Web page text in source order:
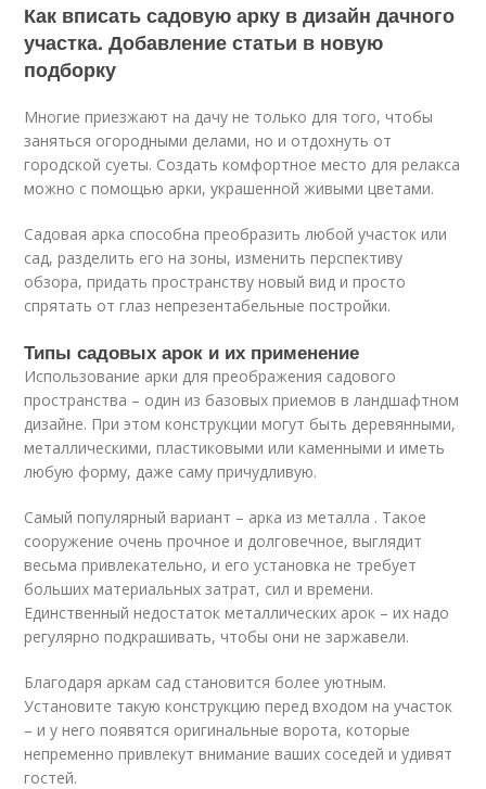
Как вписать садовую арку в дизайн дачного
участка. Добавление статьи в новую
подборку
Многие приезжают на дачу не только для того, чтобы
заняться огородными делами, но и отдохнуть от
городской суеты. Создать комфортное место для релакса
можно с помощью арки, украшенной живыми цветами.
Садовая арка способна преобразить любой участок или
сад, разделить его на зоны, изменить перспективу
обзора, придать пространству новый вид и просто
спрятать от глаз непрезентабельные постройки.
Типы садовых арок и их применение
Использование арки для преображения садового
пространства – один из базовых приемов в ландшафтном
дизайне. При этом конструкции могут быть деревянными,
металлическими, пластиковыми или каменными и иметь
любую форму, даже саму причудливую.
Самый популярный вариант – арка из металла . Такое
сооружение очень прочное и долговечное, выглядит
весьма привлекательно, и его установка не требует
больших материальных затрат, сил и времени.
Единственный недостаток металлических арок – их надо
регулярно подкрашивать, чтобы они не заржавели.
Благодаря аркам сад становится более уютным.
Установите такую конструкцию перед входом на участок
– и у него появятся оригинальные ворота, которые
непременно привлекут внимание ваших соседей и удивят
гостей.